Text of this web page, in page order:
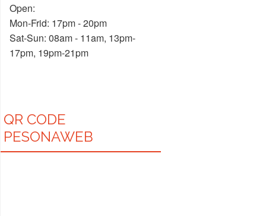
Open:
Mon-Frid: 17pm - 20pm
Sat-Sun: 08am - 11am, 13pm-
17pm, 19pm-21pm
QR CODE
PESONAWEB